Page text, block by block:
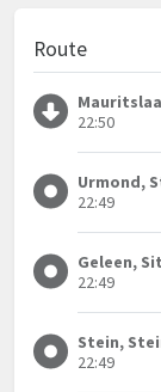
Route
22:50
Urmond,
22:49
Geleen,
22:49
Stein,
22:49